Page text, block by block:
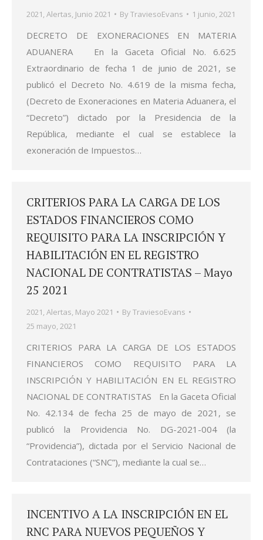
2021, Alertas, Junio 2021 ByTraviesoEvans 1 junio, 2021
DECRETO DE EXONERACIONES EN MATERIA
ADUANERA En la Gaceta Oficial No. 6.625
Extraordinario de fecha 1 de junio de 2021, se
publicó el Decreto No. 4.619 de la misma fecha,
(Decreto de Exoneraciones en Materia Aduanera, el
“Decreto”) dictado por la Presidencia de la
República, mediante el cual se establece la
exoneración de Impuestos…
CRITERIOS PARA LA CARGA DE LOS
ESTADOS FINANCIEROS COMO
REQUISITO PARA LA INSCRIPCIÓN Y
HABILITACIÓN EN EL REGISTRO
NACIONAL DE CONTRATISTAS – Mayo
25 2021
2021, Alertas, Mayo 2021 ByTraviesoEvans
25 mayo, 2021
CRITERIOS PARA LA CARGA DE LOS ESTADOS
FINANCIEROS COMO REQUISITO PARA LA
INSCRIPCIÓN Y HABILITACIÓN EN EL REGISTRO
NACIONAL DE CONTRATISTAS En la Gaceta Oficial
No. 42.134 de fecha 25 de mayo de 2021, se
publicó la Providencia No. DG-2021-004 (la
“Providencia”), dictada por el Servicio Nacional de
Contrataciones (“SNC”), mediante la cual se…
INCENTIVO A LA INSCRIPCIÓN EN EL
RNC PARA NUEVOS PEQUEÑOS Y